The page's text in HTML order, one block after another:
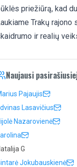
priežiūrą, kad
Trakų
ir realių
Naujausi
Pajaujis
Lasavičius
Nazarovienė
G
Jokubauskienė